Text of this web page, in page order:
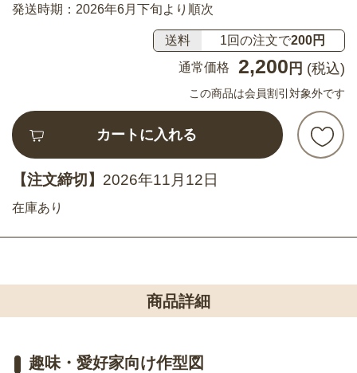
発送時期：2026年6月下旬より順次
送料 1回の注文で200円
通常価格
2,200 円 (税込)
この商品は会員割引対象外です
カートに入れる
【注文締切】 2026年11月12日
在庫あり
商品詳細
趣味・愛好家向け作型図